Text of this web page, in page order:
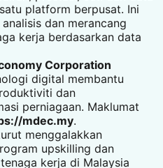
platform berpusat. Ini
dan merancang
kerja berdasarkan data
Corporation
digital membantu
dan
perniagaan. Maklumat
mdec.my.
menggalakkan
upskilling dan
kerja di Malaysia